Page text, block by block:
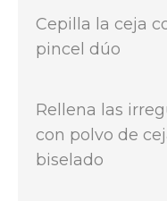
Cepilla la ceja
pincel dúo
Rellena las
con polvo de
biselado